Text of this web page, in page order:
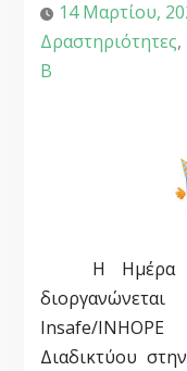
14 Μαρτίου,
Δραστηριότητες,
Β
Η Ημέρα
Insafe/
Διαδικτύου